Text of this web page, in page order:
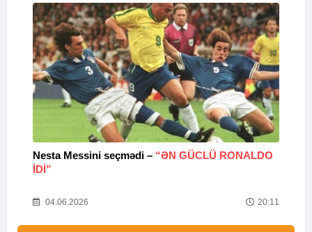
Nesta Messini seçmədi – “ƏN GÜCLÜ RONALDO
IDI”
04.06.2026 20:11